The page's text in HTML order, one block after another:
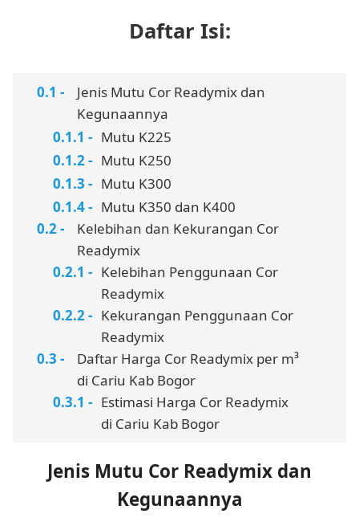
Daftar Isi:
Jenis Mutu Cor Readymix dan
Kegunaannya
Mutu K225
Mutu K250
Mutu K300
Mutu K350 dan K400
Kelebihan dan Kekurangan Cor
Readymix
Kelebihan Penggunaan Cor
Readymix
Kekurangan Penggunaan Cor
Readymix
Daftar Harga Cor Readymix per m³
di Cariu Kab Bogor
Estimasi Harga Cor Readymix
di Cariu Kab Bogor
Jenis Mutu Cor Readymix dan
Kegunaannya